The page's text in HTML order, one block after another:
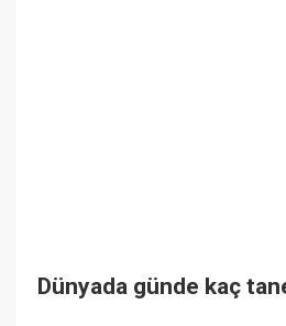
Dünyada günde kaç